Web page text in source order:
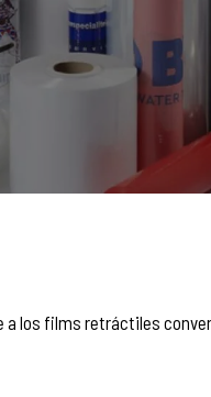
los films retráctiles